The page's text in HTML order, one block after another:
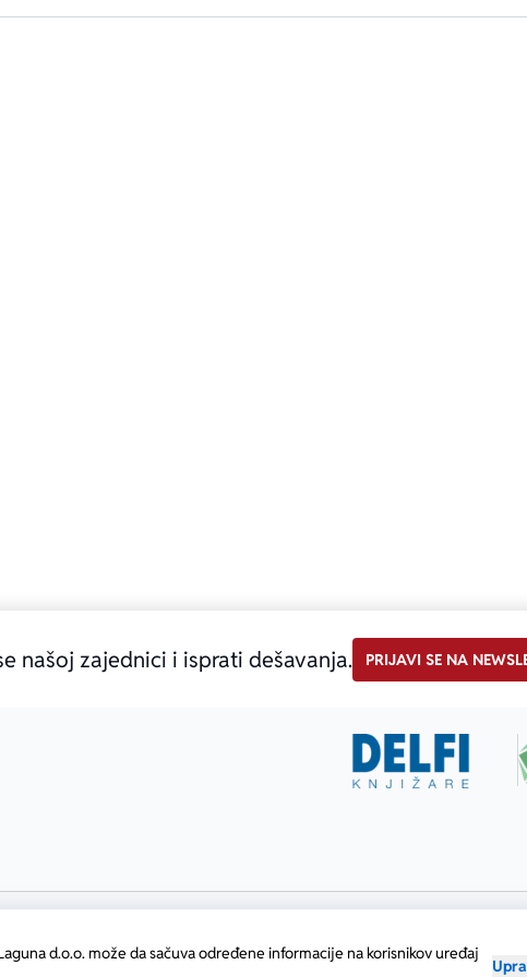
d.o.o. može da sačuva određene informacije na korisnikov uređaj
našoj zajednici i isprati dešavanja. PRIJAVI SE NA